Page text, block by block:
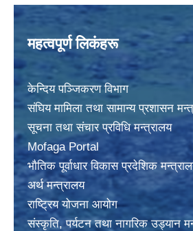
महत्वपूर्ण लिकंहरू
केन्दिय पञ्जिकरण विभाग
संघिय मामिला तथा सामान्य प्रशासन
सूचना तथा संचार प्रविधि मन्त्रालय
Mofaga Portal
भाैतिक पूर्वाधार विकास प्रदेशिक
अर्थ मन्त्रालय
राष्ट्रिय योजना आयोग
संस्कृति, पर्यटन तथा नागरिक उड्यान